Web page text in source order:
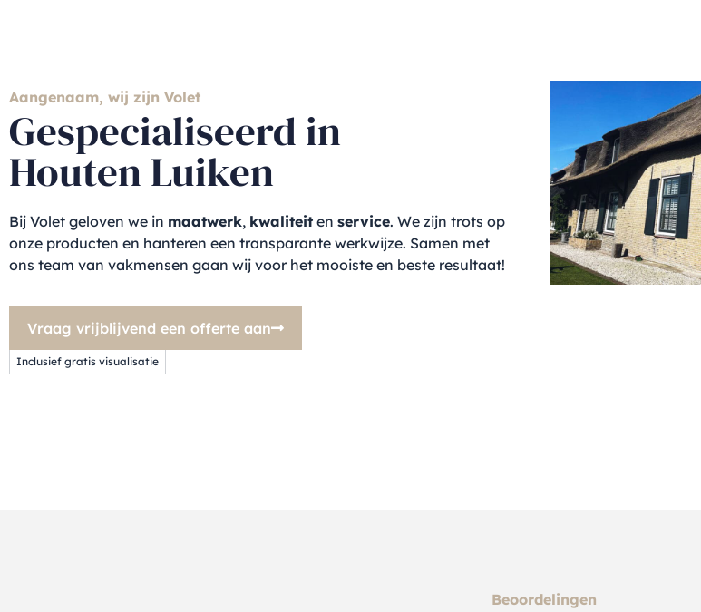
Aangenaam, wij zijn Volet
Gespecialiseerd in
Houten Luiken
Bij Volet geloven we in maatwerk, kwaliteit en service. We zijn trots op
onze producten en hanteren een transparante werkwijze. Samen met
ons team van vakmensen gaan wij voor het mooiste en beste resultaat!
Vraag vrijblijvend een offerte aan
Inclusief gratis visualisatie
Beoordelingen